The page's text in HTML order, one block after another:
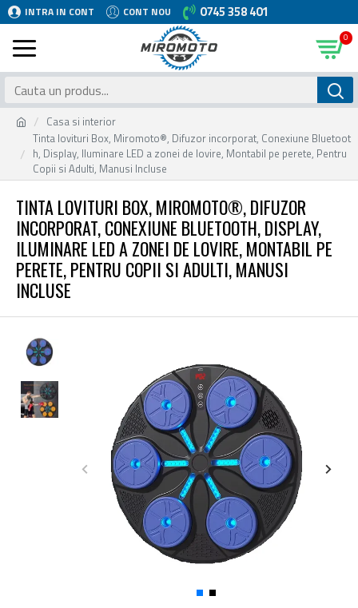
INTRA IN CONT CONT NOU 0745 358 401
0
Casa si interior
Tinta lovituri Box, Miromoto®, Difuzor incorporat, Conexiune Bluetoot
h, Display, Iluminare LED a zonei de lovire, Montabil pe perete, Pentru
Copii si Adulti, Manusi Incluse
TINTA LOVITURI BOX, MIROMOTO®, DIFUZOR
INCORPORAT, CONEXIUNE BLUETOOTH, DISPLAY,
ILUMINARE LED A ZONEI DE LOVIRE, MONTABIL PE
PERETE, PENTRU COPII SI ADULTI, MANUSI
INCLUSE